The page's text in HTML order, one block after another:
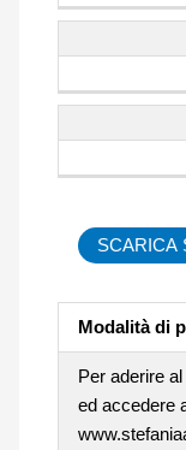
SCARICA
Modalità di
Per aderire
ed accedere